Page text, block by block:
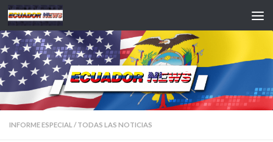
Saltar al contenido
INFORME ESPECIAL / TODAS LAS NOTICIAS